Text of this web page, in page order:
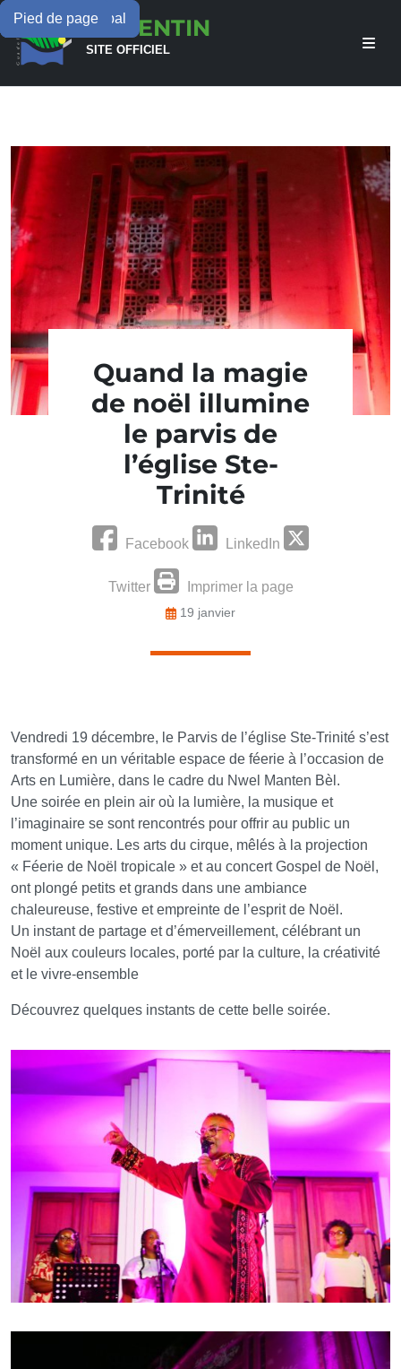
Menu principal
Contenu principal
Pied de pageLAMENTIN
SITE OFFICIEL
Quand la magie
de noël illumine
le parvis de
l’église Ste-
Trinité
Facebook LinkedIn
Twitter Imprimer la page
19 janvier
Vendredi 19 décembre, le Parvis de l’église Ste-Trinité s’est
transformé en un véritable espace de féerie à l’occasion de
Arts en Lumière, dans le cadre du Nwel Manten Bèl.
Une soirée en plein air où la lumière, la musique et
l’imaginaire se sont rencontrés pour offrir au public un
moment unique. Les arts du cirque, mêlés à la projection
« Féerie de Noël tropicale » et au concert Gospel de Noël,
ont plongé petits et grands dans une ambiance
chaleureuse, festive et empreinte de l’esprit de Noël.
Un instant de partage et d’émerveillement, célébrant un
Noël aux couleurs locales, porté par la culture, la créativité
et le vivre-ensemble
Découvrez quelques instants de cette belle soirée.